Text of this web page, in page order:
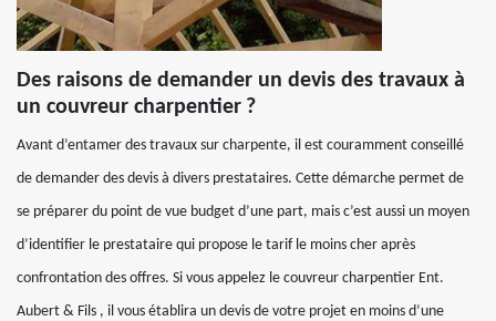
Des raisons de demander un devis des travaux à
un couvreur charpentier ?
Avant d’entamer des travaux sur charpente, il est couramment conseillé
de demander des devis à divers prestataires. Cette démarche permet de
se préparer du point de vue budget d’une part, mais c’est aussi un moyen
d’identifier le prestataire qui propose le tarif le moins cher après
confrontation des offres. Si vous appelez le couvreur charpentier Ent.
Aubert & Fils , il vous établira un devis de votre projet en moins d’une